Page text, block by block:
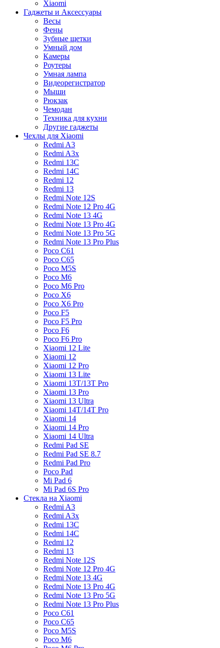
Xiaomi
Гаджеты и Аксессуары
Весы
Фены
Зубные щетки
Умный дом
Камеры
Роутеры
Умная лампа
Видеорегистратор
Мыши
Рюкзак
Чемодан
Техника для кухни
Другие гаджеты
Чехлы для Xiaomi
Redmi A3
Redmi A3x
Redmi 13C
Redmi 14C
Redmi 12
Redmi 13
Redmi Note 12S
Redmi Note 12 Pro 4G
Redmi Note 13 4G
Redmi Note 13 Pro 4G
Redmi Note 13 Pro 5G
Redmi Note 13 Pro Plus
Poco C61
Poco C65
Poco M5S
Poco M6
Poco M6 Pro
Poco X6
Poco X6 Pro
Poco F5
Poco F5 Pro
Poco F6
Poco F6 Pro
Xiaomi 12 Lite
Xiaomi 12
Xiaomi 12 Pro
Xiaomi 13 Lite
Xiaomi 13T/13T Pro
Xiaomi 13 Pro
Xiaomi 13 Ultra
Xiaomi 14T/14T Pro
Xiaomi 14
Xiaomi 14 Pro
Xiaomi 14 Ultra
Redmi Pad SE
Redmi Pad SE 8.7
Redmi Pad Pro
Poco Pad
Mi Pad 6
Mi Pad 6S Pro
Стекла на Xiaomi
Redmi A3
Redmi A3x
Redmi 13C
Redmi 14C
Redmi 12
Redmi 13
Redmi Note 12S
Redmi Note 12 Pro 4G
Redmi Note 13 4G
Redmi Note 13 Pro 4G
Redmi Note 13 Pro 5G
Redmi Note 13 Pro Plus
Poco C61
Poco C65
Poco M5S
Poco M6